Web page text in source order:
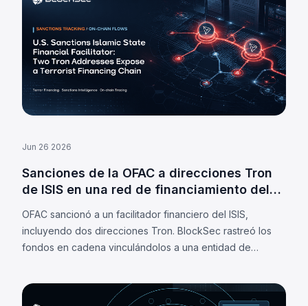
Jun 26 2026
Sanciones de la OFAC a direcciones Tron
de ISIS en una red de financiamiento del
OFAC sancionó a un facilitador financiero del ISIS,
incluyendo dos direcciones Tron. BlockSec rastreó los
fondos en cadena vinculándolos a una entidad de